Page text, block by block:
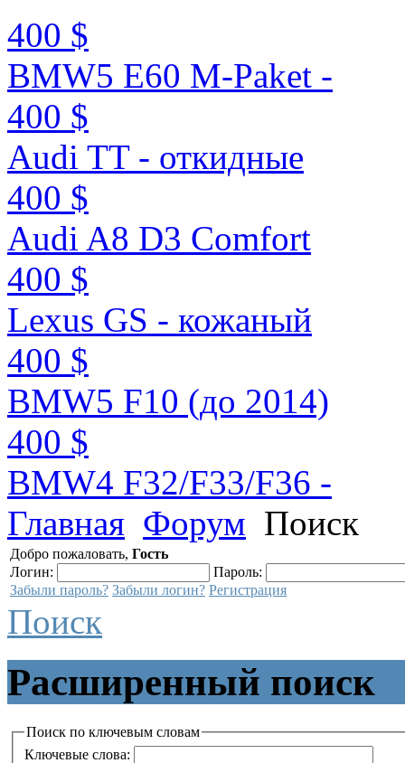
400 $
BMW5 E60 M-Paket -
400 $
Audi TT - откидные
400 $
Audi A8 D3 Comfort
400 $
Lexus GS - кожаный
400 $
BMW5 F10 (до 2014)
400 $
BMW4 F32/F33/F36 -
Главная Форум Поиск
Добро пожаловать, Гость
Логин:
Пароль:
Забыли пароль? Забыли логин? Регистрация
Поиск
Расширенный поиск
Поиск по ключевым словам
Ключевые слова: